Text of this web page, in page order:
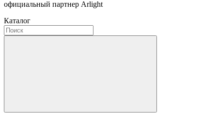
официальный партнер Arlight
Каталог